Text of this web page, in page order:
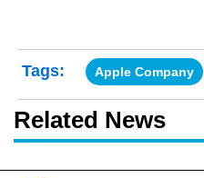
Tags: Apple Company
Related News